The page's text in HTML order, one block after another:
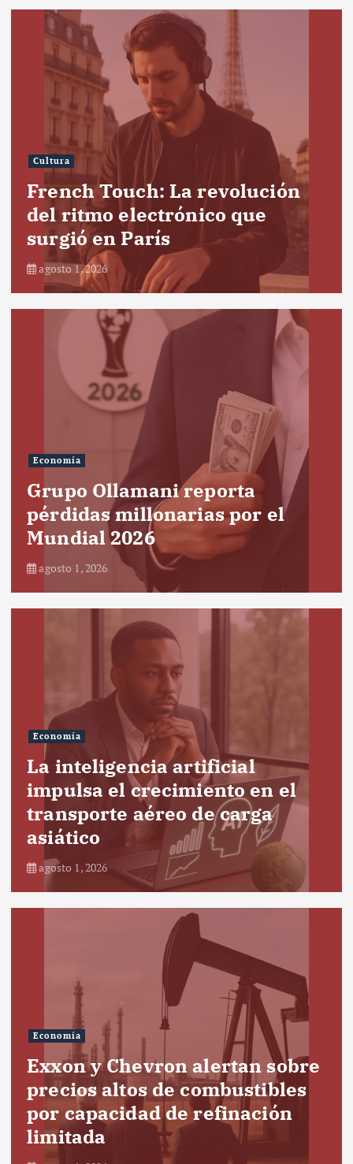
Cultura
French Touch: La revolución
del ritmo electrónico que
surgió en París
agosto 1, 2026
Economía
Grupo Ollamani reporta
pérdidas millonarias por el
Mundial 2026
agosto 1, 2026
Economía
La inteligencia artificial
impulsa el crecimiento en el
transporte aéreo de carga
asiático
agosto 1, 2026
Economía
Exxon y Chevron alertan sobre
precios altos de combustibles
por capacidad de refinación
limitada